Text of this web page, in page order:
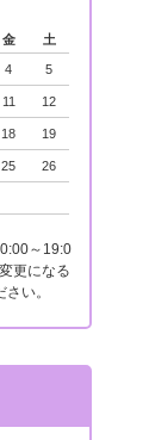
金 土
4 5
11 12
18 19
25 26
～19:0
更になる
い。